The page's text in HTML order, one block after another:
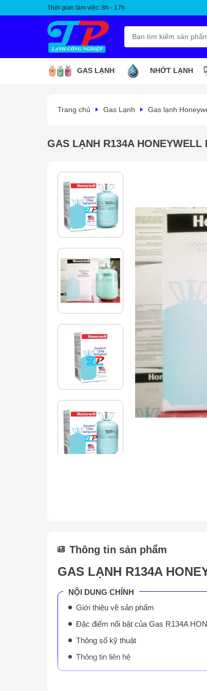
Thời gian làm việc: 8h - 17h
GAS LẠNH NHỚT LẠNH
Trang chủ Gas Lạnh Gas lạnh
GAS LẠNH R134A
Thông tin sản phẩm
GAS LẠNH R134A
NỘI DUNG CHÍNH
Giới thiệu về sản phẩm
Đặc điểm nổi bật của Gas R134A
Thông số kỹ thuật
Thông tin liên hệ